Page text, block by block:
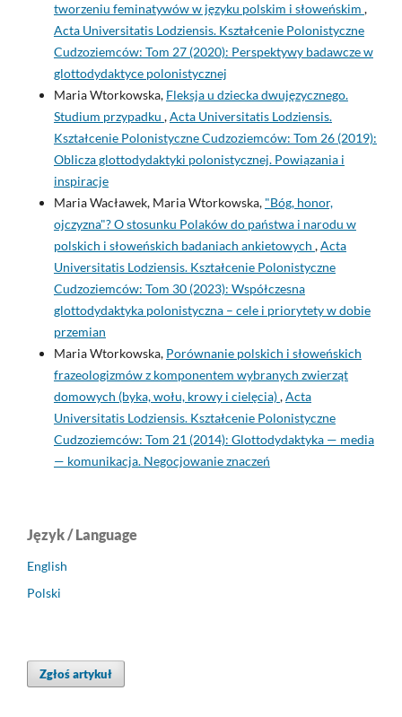
tworzeniu feminatywów w języku polskim i słoweńskim ,
Acta Universitatis Lodziensis. Kształcenie Polonistyczne
Cudzoziemców: Tom 27 (2020): Perspektywy badawcze w
glottodydaktyce polonistycznej
Maria Wtorkowska, Fleksja u dziecka dwujęzycznego.
Studium przypadku ,Acta Universitatis Lodziensis.
Kształcenie Polonistyczne Cudzoziemców: Tom 26 (2019):
Oblicza glottodydaktyki polonistycznej. Powiązania i
inspiracje
Maria Wacławek, Maria Wtorkowska, "Bóg, honor,
ojczyzna"? O stosunku Polaków do państwa i narodu w
polskich i słoweńskich badaniach ankietowych ,Acta
Universitatis Lodziensis. Kształcenie Polonistyczne
Cudzoziemców: Tom 30 (2023): Współczesna
glottodydaktyka polonistyczna – cele i priorytety w dobie
przemian
Maria Wtorkowska, Porównanie polskich i słoweńskich
frazeologizmów z komponentem wybranych zwierząt
domowych (byka, wołu, krowy i cielęcia),Acta
Universitatis Lodziensis. Kształcenie Polonistyczne
Cudzoziemców: Tom 21 (2014): Glottodydaktyka — media
— komunikacja. Negocjowanie znaczeń
Język / Language
English
Polski
Zgłoś artykuł